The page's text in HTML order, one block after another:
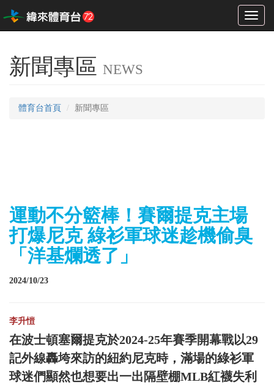
Toggle
新聞專區 NEWS
體育台首頁 新聞專區
運動不分籃棒！賽爾提克主場
打爆尼克 綠衫軍球迷趁機偷臭
「洋基爛透了」
2024/10/23
李升愷
在波士頓塞爾提克於2024-25年賽季開幕戰以29
記外線轟垮來訪的紐約尼克時，滿場的綠衫軍
球迷們顯然也想要出一出隔壁棚MLB紅襪失利